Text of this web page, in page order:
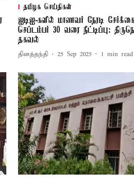
தமிழக செய்திகள்
ஐடிஐ-களில் மாணவர் நேரடி
செப்டம்பர் 30 வரை நீட்டிப்பு:
தகவல்
தினத்தந்தி 25 Sep 2025 1 min read